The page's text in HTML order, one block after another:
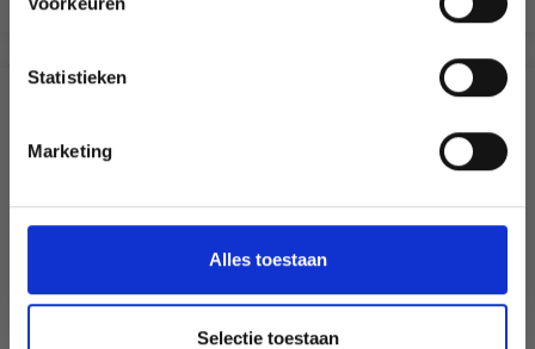
Statistieken
Marketing
Alles toestaan
Selectie toestaan
Wil je liever nieuws ontvangen over onze
Nederlands?